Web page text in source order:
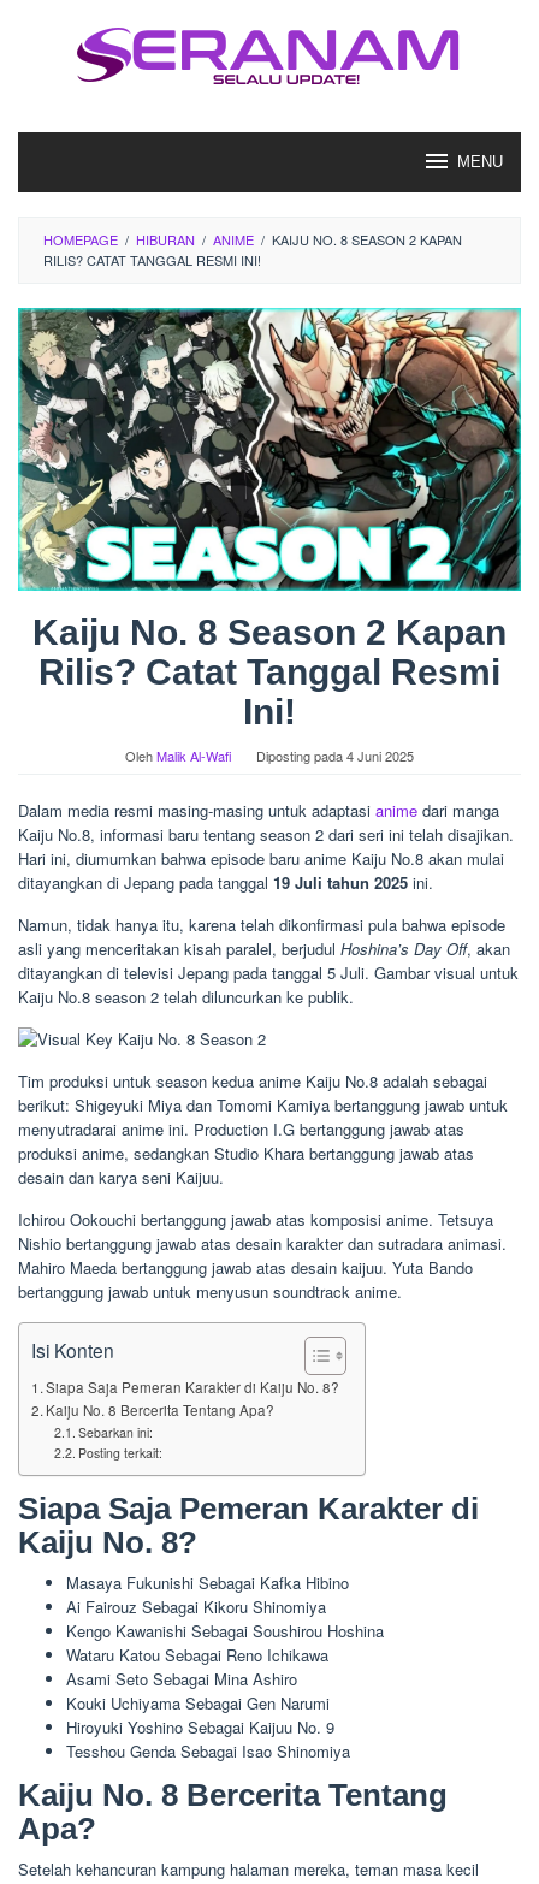
MENU
HOMEPAGE / HIBURAN / ANIME / KAIJU NO. 8 SEASON 2 KAPAN
RILIS? CATAT TANGGAL RESMI INI!
Kaiju No. 8 Season 2 Kapan
Rilis? Catat Tanggal Resmi
Ini!
OlehMalik Al-Wafi Diposting pada4 Juni 2025
Dalam media resmi masing-masing untuk adaptasi anime dari manga
Kaiju No.8, informasi baru tentang season 2 dari seri ini telah disajikan.
Hari ini, diumumkan bahwa episode baru anime Kaiju No.8 akan mulai
ditayangkan di Jepang pada tanggal 19 Juli tahun 2025 ini.
Namun, tidak hanya itu, karena telah dikonfirmasi pula bahwa episode
asli yang menceritakan kisah paralel, berjudul Hoshina’s Day Off, akan
ditayangkan di televisi Jepang pada tanggal 5 Juli. Gambar visual untuk
Kaiju No.8 season 2 telah diluncurkan ke publik.
Tim produksi untuk season kedua anime Kaiju No.8 adalah sebagai
berikut: Shigeyuki Miya dan Tomomi Kamiya bertanggung jawab untuk
menyutradarai anime ini. Production I.G bertanggung jawab atas
produksi anime, sedangkan Studio Khara bertanggung jawab atas
desain dan karya seni Kaijuu.
Ichirou Ookouchi bertanggung jawab atas komposisi anime. Tetsuya
Nishio bertanggung jawab atas desain karakter dan sutradara animasi.
Mahiro Maeda bertanggung jawab atas desain kaijuu. Yuta Bando
bertanggung jawab untuk menyusun soundtrack anime.
Isi Konten
Siapa Saja Pemeran Karakter di Kaiju No. 8?
Kaiju No. 8 Bercerita Tentang Apa?
Sebarkan ini:
Posting terkait:
Siapa Saja Pemeran Karakter di
Kaiju No. 8?
Masaya Fukunishi Sebagai Kafka Hibino
Ai Fairouz Sebagai Kikoru Shinomiya
Kengo Kawanishi Sebagai Soushirou Hoshina
Wataru Katou Sebagai Reno Ichikawa
Asami Seto Sebagai Mina Ashiro
Kouki Uchiyama Sebagai Gen Narumi
Hiroyuki Yoshino Sebagai Kaijuu No. 9
Tesshou Genda Sebagai Isao Shinomiya
Kaiju No. 8 Bercerita Tentang
Apa?
Setelah kehancuran kampung halaman mereka, teman masa kecil